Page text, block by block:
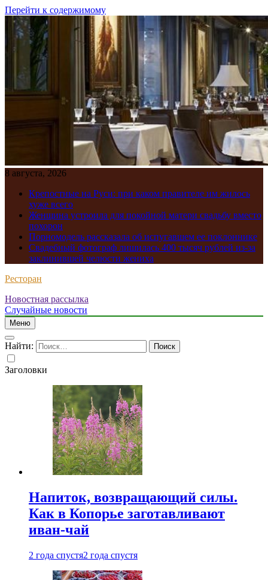
Перейти к содержимому
8 августа, 2026
Крепостные на Руси: при каком правителе им жилось
хуже всего
Женщина устроила для покойной матери свадьбу вместо
похорон
Порномодель рассказала об испугавшем ее поклоннике
Свадебный фотограф лишилась 400 тысяч рублей из-за
заклинившей челюсти жениха
Ресторан
Новостная рассылка
Случайные новости
Меню
Найти:
Заголовки
Напиток, возвращающий силы.
Как в Копорье заготавливают
иван-чай
2 года спустя2 года спустя